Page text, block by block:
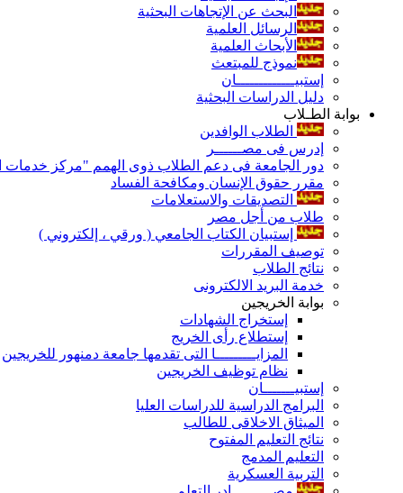
البحث عن الإتجاهات البحثية
الرسائل العلمية
الأبحاث العلمية
نموذج للمبتعث
إستبيـــــــــــــان
دليل الدراسات البحثية
بوابة الطـلاب
الطلاب الوافدين
إدرس فى مصــــــر
دور الجامعة فى دعم الطلاب ذوى الهمم "مركز خدمات
مقرر حقوق الإنسان ومكافحة الفساد
التصديقات والاستعلامات
طلاب من أجل مصر
إستبيان الكتاب الجامعي ( ورقي ، إلكتروني )
توصيف المقررات
نتائج الطلاب
خدمة البريد الالكترونى
بوابة الخريجين
إستخراج الشهادات
إستطلاع رأى الخريج
المزايـــــــــا التى تقدمها جامعة دمنهور للخريجين
نظام توظيف الخريجين
إستبيـــــــان
البرامج الدراسية للدراسات العليا
الميثاق الاخلاقى للطالب
نتائج التعليم المفتوح
التعليم المدمج
التربية العسكرية